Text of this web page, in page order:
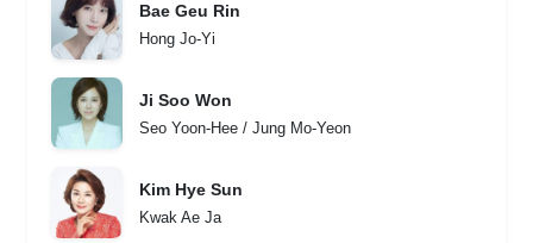
Bae Geu Rin
Hong Jo-Yi
Ji Soo Won
Seo Yoon-Hee / Jung Mo-Yeon
Kim Hye Sun
Kwak Ae Ja